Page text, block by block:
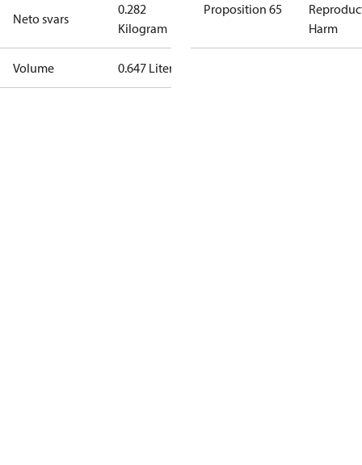
Neto svars
0.282
Kilogram
Volume 0.647 Liter
Proposition 65
Harm